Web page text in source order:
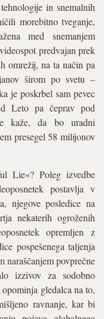
in snemalnih
morebitno tveganje,
med snemanjem
predvajan prek
omrežij, na ta način pa
širom po svetu –
je poskrbel sam pevec
Leto pa čeprav pod
kaže, da bo uradni
presegel 58 milijonov
Lie«? Poleg izvedbe
postavlja v
njegove posledice na
nekaterih ogroženih
opremljen z
pospešenega taljenja
naraščanjem povprečne
izzivov za sodobno
gledalca na to,
ravnanje, kar bi